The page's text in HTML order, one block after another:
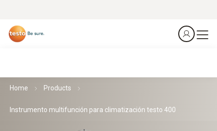
Home Products
Instrumento multifunción para climatización testo 400